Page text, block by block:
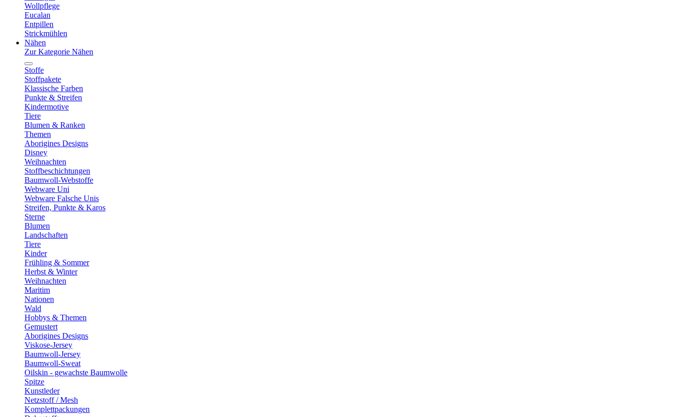
Wollpflege
Eucalan
Entpillen
Strickmühlen
Nähen
Zur Kategorie Nähen
Stoffe
Stoffpakete
Klassische Farben
Punkte & Streifen
Kindermotive
Tiere
Blumen & Ranken
Themen
Aborigines Designs
Disney
Weihnachten
Stoffbeschichtungen
Baumwoll-Webstoffe
Webware Uni
Webware Falsche Unis
Streifen, Punkte & Karos
Sterne
Blumen
Landschaften
Tiere
Kinder
Frühling & Sommer
Herbst & Winter
Weihnachten
Maritim
Nationen
Wald
Hobbys & Themen
Gemustert
Aborigines Designs
Viskose-Jersey
Baumwoll-Jersey
Baumwoll-Sweat
Oilskin - gewachste Baumwolle
Spitze
Kunstleder
Netzstoff / Mesh
Komplettpackungen